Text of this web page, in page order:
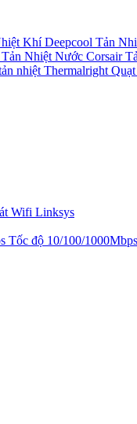
Khí Deepcool Tản
Tản Nhiệt Nước Corsair
nhiệt Thermalright
Wifi Linksys
Tốc độ 10/100/1000Mbps